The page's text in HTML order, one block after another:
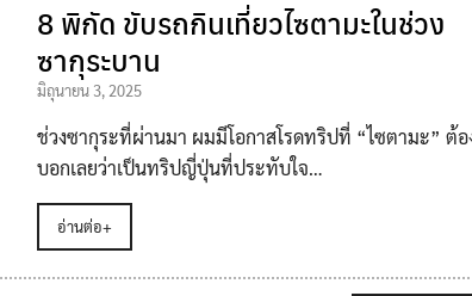
8 พิกัด ขับรถกินเที่ยวไซตามะในช่วง
ซากุระบาน
มิถุนายน 3, 2025
ช่วงซากุระที่ผ่านมา ผมมีโอกาสโรดทริปที่ “ไซตามะ” ต้อ
บอกเลยว่าเป็นทริปญี่ปุ่นที่ประทับใจ…
อ่านต่อ+